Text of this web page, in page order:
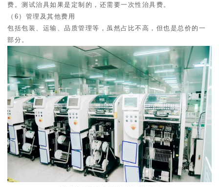
费。测试治具如果是定制的，还需要一次性治具费。
（6）管理及其他费用
包括包装、运输、品质管理等，虽然占比不高，但也是总价的一
部分。